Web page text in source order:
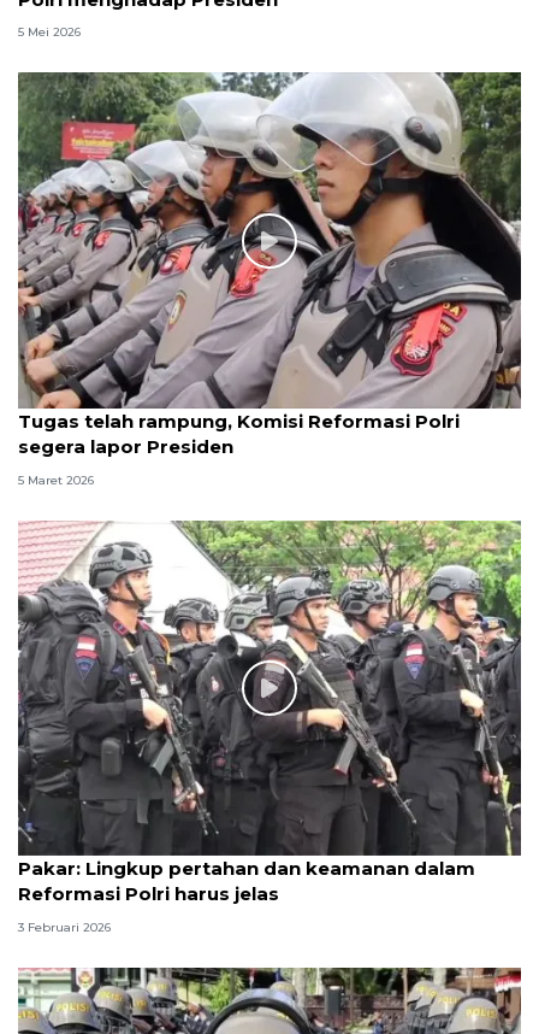
5 Mei 2026
Tugas telah rampung, Komisi Reformasi Polri
segera lapor Presiden
5 Maret 2026
Pakar: Lingkup pertahan dan keamanan dalam
Reformasi Polri harus jelas
3 Februari 2026